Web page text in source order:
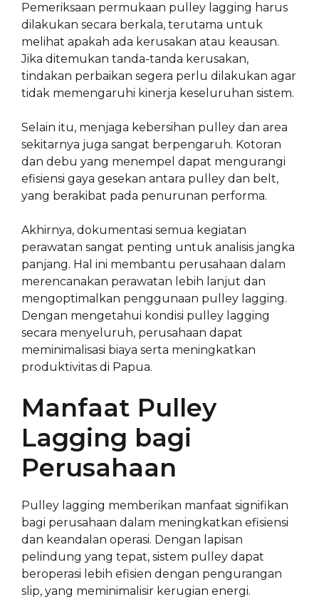
Pemeriksaan permukaan pulley lagging harus
dilakukan secara berkala, terutama untuk
melihat apakah ada kerusakan atau keausan.
Jika ditemukan tanda-tanda kerusakan,
tindakan perbaikan segera perlu dilakukan agar
tidak memengaruhi kinerja keseluruhan sistem.
Selain itu, menjaga kebersihan pulley dan area
sekitarnya juga sangat berpengaruh. Kotoran
dan debu yang menempel dapat mengurangi
efisiensi gaya gesekan antara pulley dan belt,
yang berakibat pada penurunan performa.
Akhirnya, dokumentasi semua kegiatan
perawatan sangat penting untuk analisis jangka
panjang. Hal ini membantu perusahaan dalam
merencanakan perawatan lebih lanjut dan
mengoptimalkan penggunaan pulley lagging.
Dengan mengetahui kondisi pulley lagging
secara menyeluruh, perusahaan dapat
meminimalisasi biaya serta meningkatkan
produktivitas di Papua.
Manfaat Pulley
Lagging bagi
Perusahaan
Pulley lagging memberikan manfaat signifikan
bagi perusahaan dalam meningkatkan efisiensi
dan keandalan operasi. Dengan lapisan
pelindung yang tepat, sistem pulley dapat
beroperasi lebih efisien dengan pengurangan
slip, yang meminimalisir kerugian energi.